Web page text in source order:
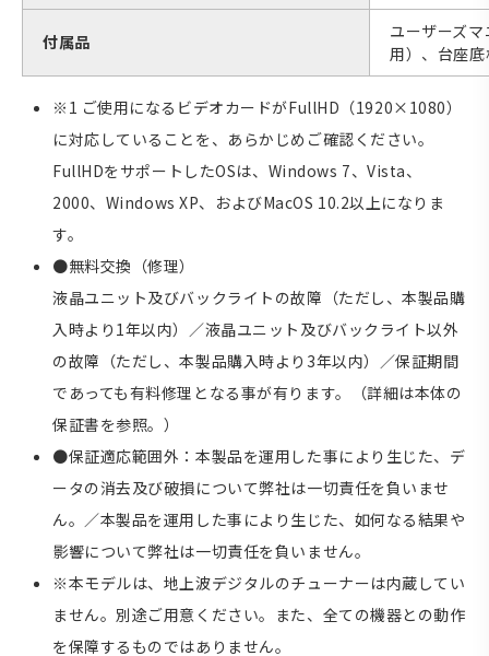
付属品
ユーザーズ
用）、台座
※1 ご使用になるビデオカードがFullHD（1920×1080）
に対応していることを、あらかじめご確認ください。
FullHDをサポートしたOSは、Windows 7、Vista、
2000、Windows XP、およびMacOS 10.2以上になりま
す。
●無料交換（修理）
液晶ユニット及びバックライトの故障（ただし、本製品購
入時より1年以内）／液晶ユニット及びバックライト以外
の故障（ただし、本製品購入時より3年以内）／保証期間
であっても有料修理となる事が有ります。（詳細は本体の
保証書を参照。）
●保証適応範囲外：本製品を運用した事により生じた、デ
ータの消去及び破損について弊社は一切責任を負いませ
ん。／本製品を運用した事により生じた、如何なる結果や
影響について弊社は一切責任を負いません。
※本モデルは、地上波デジタルのチューナーは内蔵してい
ません。別途ご用意ください。また、全ての機器との動作
を保障するものではありません。